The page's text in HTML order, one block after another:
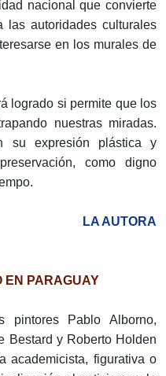
nacional que convierte
las autoridades culturales
en los murales de
logrado si permite que los
nuestras miradas.
su expresión plástica y
como digno
LA AUTORA
EN PARAGUAY
Pablo Alborno,
Bestard y Roberto Holden
academicista, figurativa o